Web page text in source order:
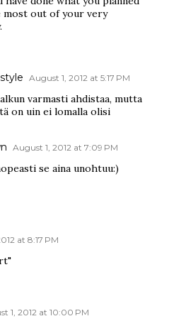
out of your very
August 1, 2012 at 5:17 PM
varmasti ahdistaa, mutta
on uin ei lomalla olisi
August 1, 2012 at 7:09 PM
se aina unohtuu:)
at 8:17 PM
1, 2012 at 10:00 PM